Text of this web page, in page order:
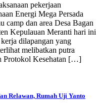
pekerjaan
Energi Mega Persada
camp dan area Desa Bagan
Kepulauan Meranti hari ini
dilapangan yang
melibatkan putra
Protokol Kesehatan […]
Relawan, Rumah Uji Yanto